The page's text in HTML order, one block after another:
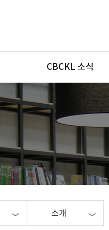
CBCKL 소식
소개